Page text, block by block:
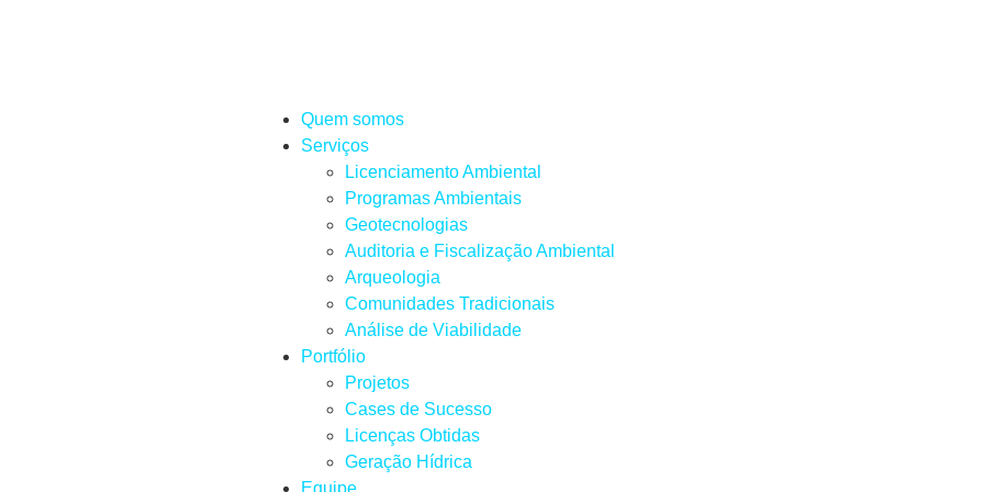
Quem somos
Serviços
Licenciamento Ambiental
Programas Ambientais
Geotecnologias
Auditoria e Fiscalização Ambiental
Arqueologia
Comunidades Tradicionais
Análise de Viabilidade
Portfólio
Projetos
Cases de Sucesso
Licenças Obtidas
Geração Hídrica
Equipe